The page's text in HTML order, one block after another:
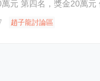
趙子龍討論區